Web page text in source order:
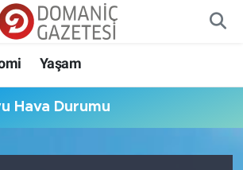
Yaşam
Hava Durumu